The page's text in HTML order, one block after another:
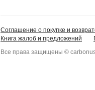
Соглашение о покупке и
Книга жалоб и предложений
Все права защищены ©